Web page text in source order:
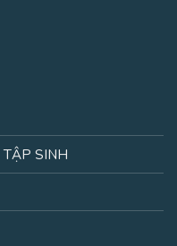
SINH